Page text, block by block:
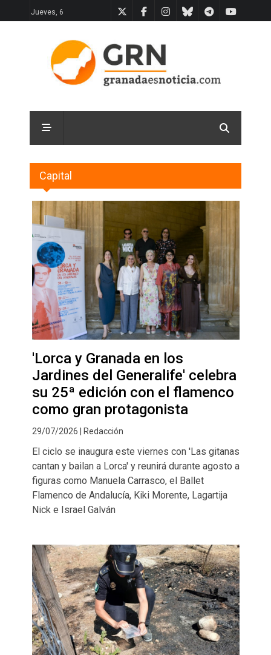
Jueves, 6
Capital
'Lorca y Granada en los
Jardines del Generalife' celebra
su 25ª edición con el flamenco
como gran protagonista
29/07/2026 | Redacción
El ciclo se inaugura este viernes con 'Las gitanas
cantan y bailan a Lorca' y reunirá durante agosto a
figuras como Manuela Carrasco, el Ballet
Flamenco de Andalucía, Kiki Morente, Lagartija
Nick e Israel Galván